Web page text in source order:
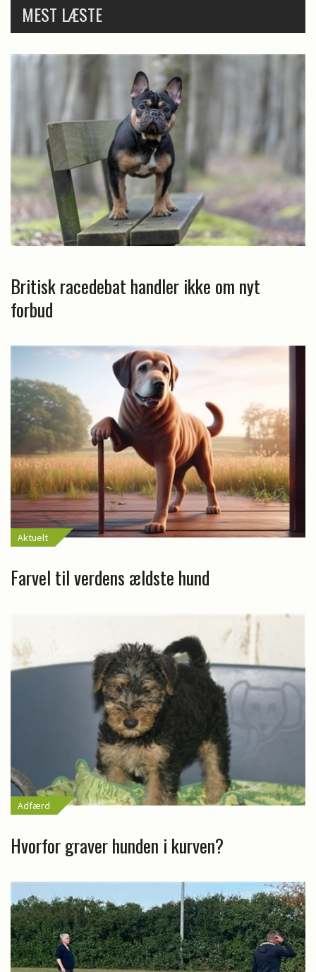
MEST LÆSTE
Britisk racedebat handler ikke om nyt
forbud
Aktuelt
Farvel til verdens ældste hund
Adfærd
Hvorfor graver hunden i kurven?